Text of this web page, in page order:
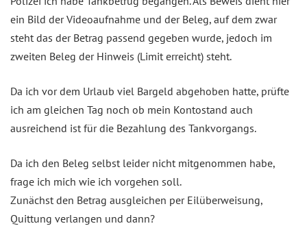
ein Bild der Videoaufnahme und der Beleg, auf dem zwar
steht das der Betrag passend gegeben wurde, jedoch im
zweiten Beleg der Hinweis (Limit erreicht) steht.
Da ich vor dem Urlaub viel Bargeld abgehoben hatte, prüfte
ich am gleichen Tag noch ob mein Kontostand auch
ausreichend ist für die Bezahlung des Tankvorgangs.
Da ich den Beleg selbst leider nicht mitgenommen habe,
frage ich mich wie ich vorgehen soll.
Zunächst den Betrag ausgleichen per Eilüberweisung,
Quittung verlangen und dann?